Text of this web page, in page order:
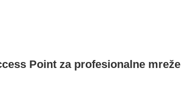
Point za profesionalne mreže